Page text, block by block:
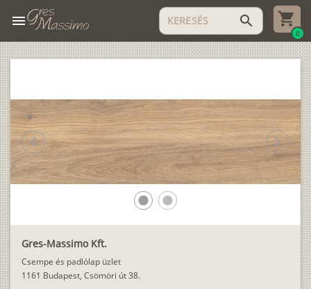
menu search
0
Gres-Massimo Kft.
Csempe és padlólap üzlet
1161 Budapest, Csömöri út 38.
lens lens
chevron_left chevron_right